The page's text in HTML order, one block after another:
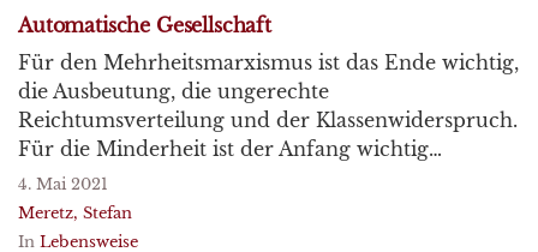
Automatische Gesellschaft
Für den Mehrheitsmarxismus ist das Ende wichtig,
die Ausbeutung, die ungerechte
Reichtumsverteilung und der Klassenwiderspruch.
Für die Minderheit ist der Anfang wichtig…
4. Mai 2021
Meretz, Stefan
In Lebensweise